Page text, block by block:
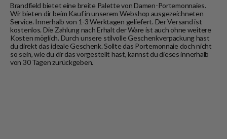
Brandfield bietet eine breite Palette von Damen-Portemonnaies.
Wir bieten dir beim Kauf in unserem Webshop ausgezeichneten
Service. Innerhalb von 1-3 Werktagen geliefert. Der Versand ist
kostenlos. Die Zahlung nach Erhalt der Ware ist auch ohne weitere
Kosten möglich. Durch unsere stilvolle Geschenkverpackung hast
du direkt das ideale Geschenk. Sollte das Portemonnaie doch nicht
so sein, wie du dir das vorgestellt hast, kannst du dieses innerhalb
von 30 Tagen zurückgeben.